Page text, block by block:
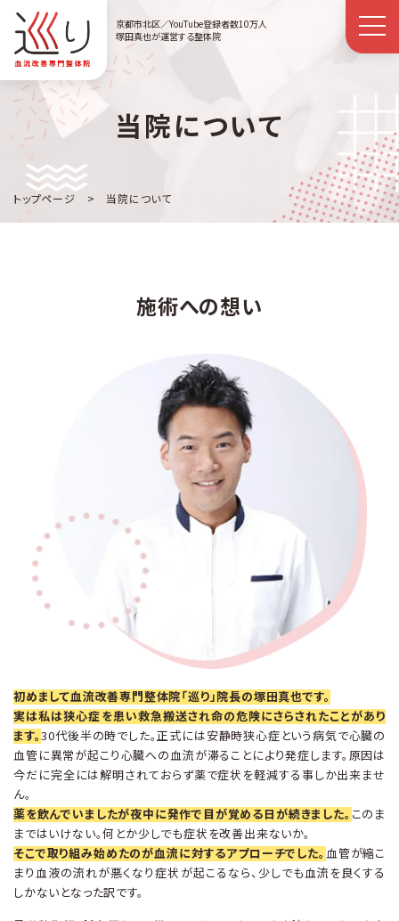
京都市北区／YouTube登録者数10万人
塚田真也が運営する整体院
当院について
トップページ > 当院について
施術への想い
初めまして血流改善専門整体院「巡り」院長の塚田真也です。
実は私は狭心症を患い救急搬送され命の危険にさらされたことがあり
ます。30代後半の時でした。正式には安静時狭心症という病気で心臓の
血管に異常が起こり心臓への血流が滞ることにより発症します。原因は
今だに完全には解明されておらず薬で症状を軽減する事しか出来ませ
ん。
薬を飲んでいましたが夜中に発作で目が覚める日が続きました。 このま
まではいけない。何とか少しでも症状を改善出来ないか。
そこで取り組み始めたのが血流に対するアプローチでした。 血管が縮こ
まり血液の流れが悪くなり症状が起こるなら、少しでも血流を良くする
しかないとなった訳です。